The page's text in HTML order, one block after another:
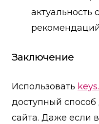
актуальность
Заключение
Использовать
доступный
сайта. Даже если